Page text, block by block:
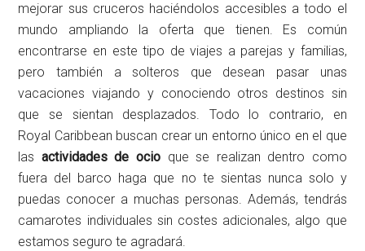
mejorar sus cruceros haciéndolos accesibles a todo el
mundo ampliando la oferta que tienen. Es común
encontrarse en este tipo de viajes a parejas y familias,
pero también a solteros que desean pasar unas
vacaciones viajando y conociendo otros destinos sin
que se sientan desplazados. Todo lo contrario, en
Royal Caribbean buscan crear un entorno único en el que
las actividades de ocioque se realizan dentro como
fuera del barco haga que no te sientas nunca solo y
puedas conocer a muchas personas. Además, tendrás
camarotes individuales sin costes adicionales, algo que
estamos seguro te agradará.